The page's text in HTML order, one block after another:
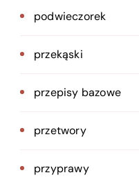
podwieczorek
przekąski
przepisy bazowe
przetwory
przyprawy